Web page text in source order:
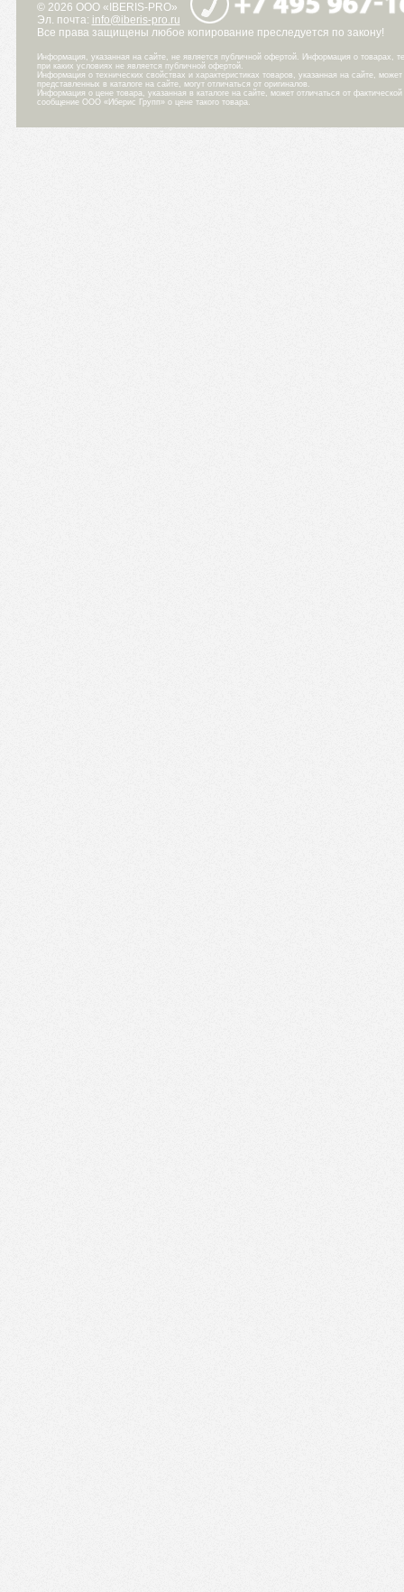
© 2026 ООО «IBERIS-PRO»
Эл. почта: info@iberis-pro.ru
Все права защищены любое копирование преследуется по закону!
Информация, указанная на сайте, не является публичной офертой. Информация о товарах,
при каких условиях не является публичной офертой.
Информация о технических свойствах и характеристиках товаров, указанная на сайте,
представленных в каталоге на сайте, могут отличаться от оригиналов.
Информация о цене товара, указанная в каталоге на сайте, может отличаться от
сообщение ООО «Иберис Групп» о цене такого товара.